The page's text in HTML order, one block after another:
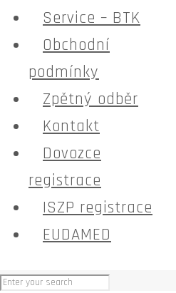
Service – BTK
Obchodní
podmínky
Zpětný odběr
Kontakt
Dovozce
registrace
ISZP registrace
EUDAMED